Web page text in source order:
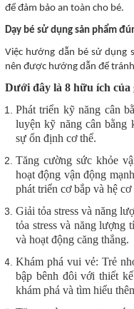
để đảm bảo an toàn cho bé.
Dạy bé sử dụng sản phẩm
Việc hướng dẫn bé sử dụng
nên được hướng dẫn để
Dưới đây là 8 hữu ích của
Phát triển kỹ năng cân
luyện kỹ năng cân bằng
sự ổn định cơ thể.
Tăng cường sức khỏe
hoạt động vận động
phát triển cơ bắp và hệ
Giải tỏa stress và năng
tỏa stress và năng lượng
và hoạt động căng thẳng.
Khám phá vui vẻ: Trẻ
bập bênh đôi với thiết
khám phá và tìm hiểu